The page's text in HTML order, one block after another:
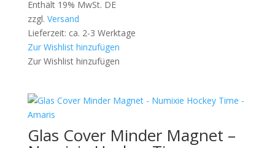
Enthält 19% MwSt. DE
zzgl. Versand
Lieferzeit: ca. 2-3 Werktage
Zur Wishlist hinzufügen
Zur Wishlist hinzufügen
Glas Cover Minder Magnet –